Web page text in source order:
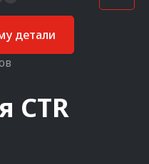
детали
CTR